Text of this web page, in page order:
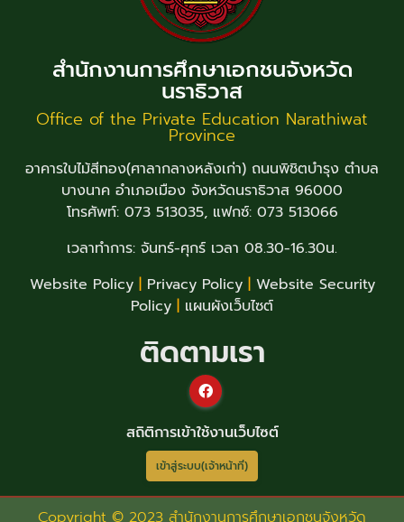
สำนักงานการศึกษาเอกชนจังหวัด
นราธิวาส
Office of the Private Education Narathiwat
Province
อาคารใบไม้สีทอง(ศาลากลางหลังเก่า) ถนนพิชิตบำรุง ตำบล
บางนาค อำเภอเมือง จังหวัดนราธิวาส 96000
โทรศัพท์: 073 513035, แฟกซ์: 073 513066
เวลาทำการ: จันทร์-ศุกร์ เวลา 08.30-16.30น.
Website Policy | Privacy Policy | Website Security
Policy | แผนผังเว็บไซต์
ติดตามเรา
สถิติการเข้าใช้งานเว็บไซต์
เข้าสู่ระบบ(เจ้าหน้าที่)
Copyright © 2023 สำนักงานการศึกษาเอกชนจังหวัด